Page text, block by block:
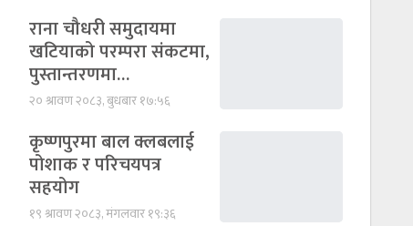
राना चौधरी समुदायमा
खटियाको परम्परा संकटमा,
पुस्तान्तरणमा…
२० श्रावण २०८३, बुधबार १७:५६
कृष्णपुरमा बाल क्लबलाई
पोशाक र परिचयपत्र
सहयोग
१९ श्रावण २०८३, मंगलवार १९:३६